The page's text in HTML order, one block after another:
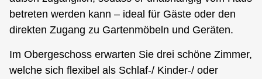
betreten werden kann – ideal für Gäste oder den
direkten Zugang zu Gartenmöbeln und Geräten.
Im Obergeschoss erwarten Sie drei schöne Zimmer,
welche sich flexibel als Schlaf-/ Kinder-/ oder